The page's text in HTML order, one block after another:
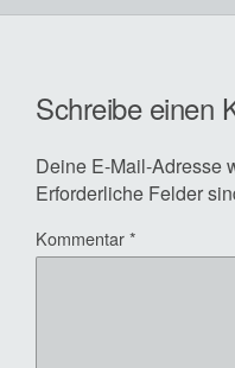
Schreibe einen
Deine E-Mail-Adresse
Erforderliche Felder
Kommentar*